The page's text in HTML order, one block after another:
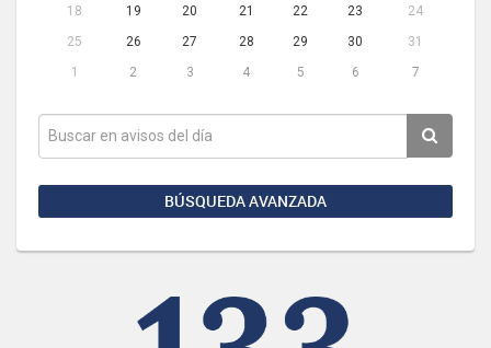
18
19 20 21 22 23
24
25
26 27 28 29 30
31
1
2 3 4 5 6 7
BÚSQUEDA AVANZADA